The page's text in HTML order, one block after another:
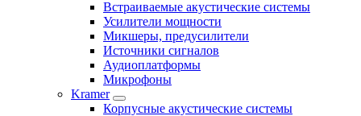
Встраиваемые акустические системы
Усилители мощности
Микшеры, предусилители
Источники сигналов
Аудиоплатформы
Микрофоны
Kramer
Корпусные акустические системы